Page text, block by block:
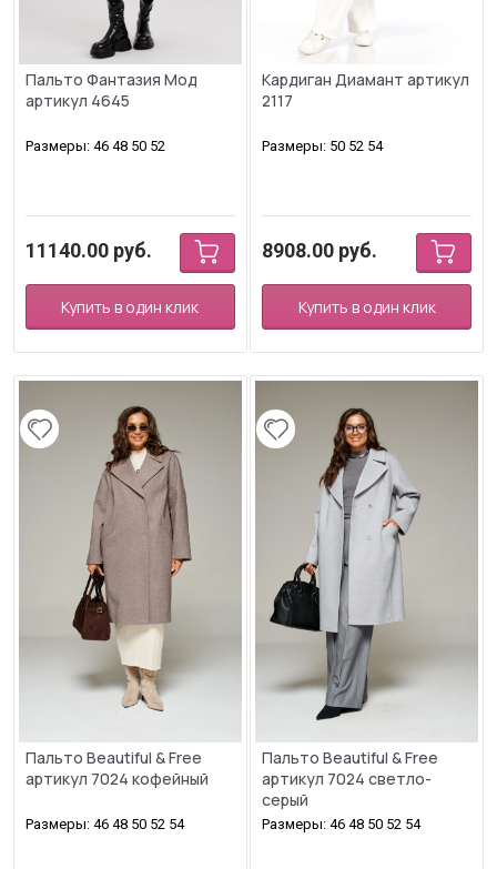
Пальто Фантазия Мод
артикул 4645
Размеры: 46 48 50 52
11140.00 руб.
Купить в один клик
Кардиган Диамант артикул
2117
Размеры: 50 52 54
8908.00 руб.
Купить в один клик
Пальто Beautiful & Free
артикул 7024 кофейный
Размеры: 46 48 50 52 54
Пальто Beautiful & Free
артикул 7024 светло-
серый
Размеры: 46 48 50 52 54